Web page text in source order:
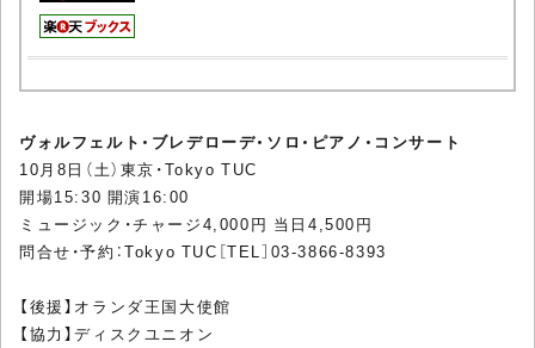
ヴォルフェルト・ブレデローデ・ソロ・ピアノ・コンサート
10月8日（土）東京・Tokyo TUC
開場15:30 開演16:00
ミュージック・チャージ4,000円 当日4,500円
問合せ・予約：Tokyo TUC［TEL］03-3866-8393
【後援】オランダ王国大使館
【協力】ディスクユニオン